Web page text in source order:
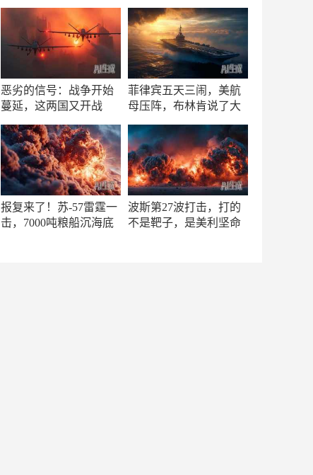
恶劣的信号：战争开始
蔓延，这两国又开战
菲律宾五天三闹，美航
母压阵，布林肯说了大
报复来了！苏-57雷霆一
击，7000吨粮船沉海底
波斯第27波打击，打的
不是靶子，是美利坚命